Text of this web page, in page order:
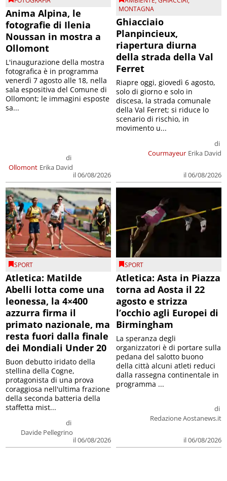
Anima Alpina, le
fotografie di Ilenia
Noussan in mostra a
Ollomont
Ollomont
di
Erika David
il 06/08/2026
L'inaugurazione della mostra
fotografica è in programma
venerdì 7 agosto alle 18, nella
sala espositiva del Comune di
Ollomont; le immagini esposte
sa...
MONTAGNA
Ghiacciaio
Planpincieux,
riapertura diurna
della strada della Val
Ferret
Courmayeur
di
Erika David
il 06/08/2026
Riapre oggi, giovedì 6 agosto,
solo di giorno e solo in
discesa, la strada comunale
della Val Ferret; si riduce lo
scenario di rischio, in
movimento u...
SPORT
Atletica: Matilde
Abelli lotta come una
leonessa, la 4×400
azzurra firma il
primato nazionale, ma
resta fuori dalla finale
dei Mondiali Under 20
di
Davide Pellegrino
il 06/08/2026
Buon debutto iridato della
stellina della Cogne,
protagonista di una prova
coraggiosa nell'ultima frazione
della seconda batteria della
staffetta mist...
SPORT
Atletica: Asta in Piazza
torna ad Aosta il 22
agosto e strizza
l’occhio agli Europei di
Birmingham
di
Redazione Aostanews.it
il 06/08/2026
La speranza degli
organizzatori è di portare sulla
pedana del salotto buono
della città alcuni atleti reduci
dalla rassegna continentale in
programma ...